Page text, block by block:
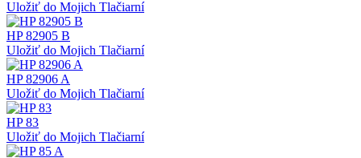
Uložiť do Mojich Tlačiarní
HP 82905 B
Uložiť do Mojich Tlačiarní
HP 82906 A
Uložiť do Mojich Tlačiarní
HP 83
Uložiť do Mojich Tlačiarní